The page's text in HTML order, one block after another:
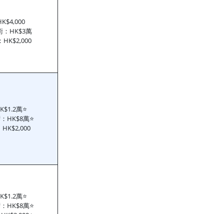
：HK$3萬
HK$2,000
萬⭐
HK$8萬⭐
HK$2,000
萬⭐
HK$8萬⭐